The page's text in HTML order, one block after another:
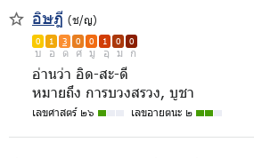
อิษฎี (ช/ญ)
0 1 3 0 0 1 0 0
บ อ ด ศ มู อุ ม ก
อ่านว่า อิด-สะ-ดี
หมายถึง การบวงสรวง, บูชา
เลขศาสตร์ ๒๖ เลขอายตนะ ๒